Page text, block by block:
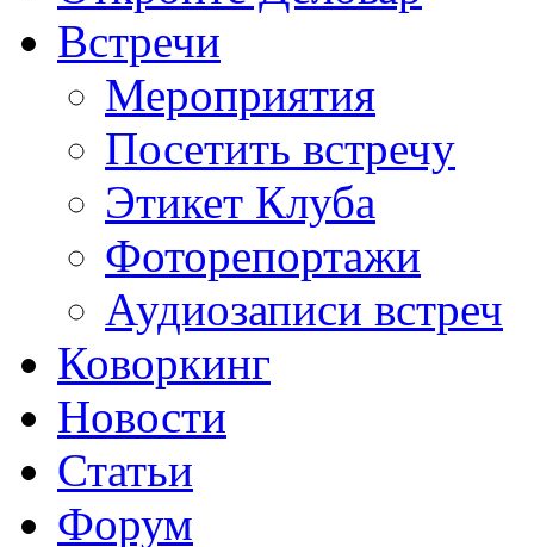
Встречи
Мероприятия
Посетить встречу
Этикет Клуба
Фоторепортажи
Аудиозаписи встреч
Коворкинг
Новости
Статьи
Форум